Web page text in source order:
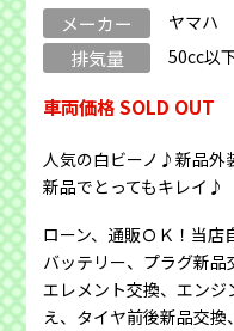
メーカー ヤマハ
排気量 50cc以
車両価格 SOLD OUT
人気の白ビーノ♪新品外
新品でとってもキレイ♪
ローン、通販ＯＫ！当店
バッテリー、プラグ新
エレメント交換、エン
え、タイヤ前後新品交